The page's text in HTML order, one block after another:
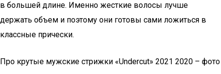
в большей длине. Именно жесткие волосы лучше
держать объем и поэтому они готовы сами ложиться в
классные прически.
Про крутые мужские стрижки «Undercut» 2021 2020 – фото